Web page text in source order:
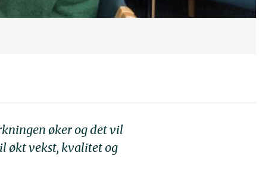
øker og det vil
økt vekst, kvalitet og